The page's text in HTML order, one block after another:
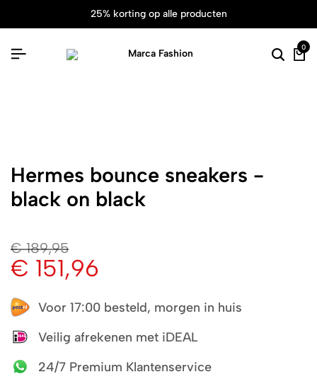
25% korting op alle producten
0
Hermes bounce sneakers -
black on black
€189,95
€ 151,96
Voor 17:00 besteld, morgen in huis
Veilig afrekenen met iDEAL
24/7 Premium Klantenservice